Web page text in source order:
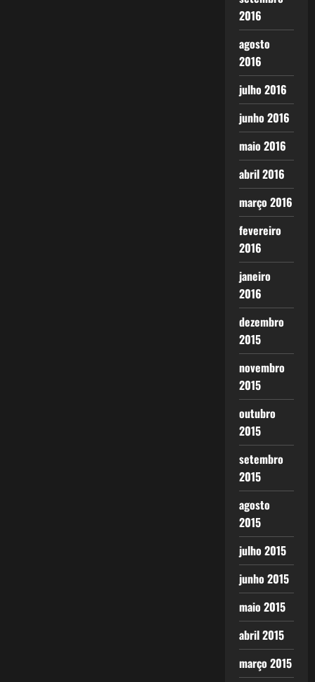
2016
agosto
2016
julho 2016
junho 2016
maio 2016
abril 2016
março 2016
fevereiro
2016
janeiro
2016
dezembro
2015
novembro
2015
outubro
2015
setembro
2015
agosto
2015
julho 2015
junho 2015
maio 2015
abril 2015
março 2015